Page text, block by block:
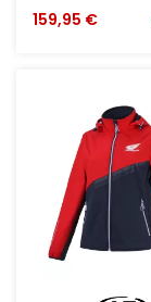
159,95 €